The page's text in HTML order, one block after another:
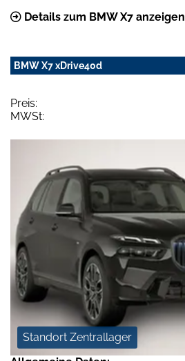
Details zum BMW X7 anzeigen
BMW X7 xDrive40d
Preis:
MWSt:
Standort Zentrallager